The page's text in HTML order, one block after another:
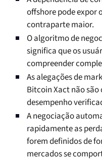
offshore pode expor
contraparte maior.
O algoritmo de
significa que os
compreender
As alegações de
Bitcoin Xact não
desempenho
A negociação
rapidamente as
forem definidos de
mercados se